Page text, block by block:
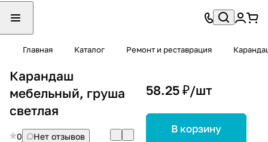
Главная Каталог Ремонт и реставрация
Карандаш
мебельный, груша
светлая
0
Нет отзывов
58.25 ₽/шт
В корзину